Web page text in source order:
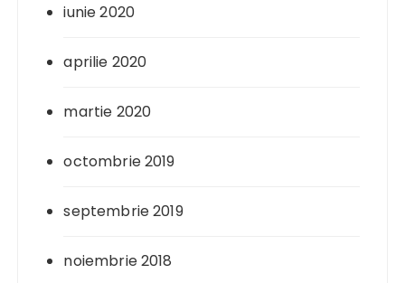
iunie 2020
aprilie 2020
martie 2020
octombrie 2019
septembrie 2019
noiembrie 2018